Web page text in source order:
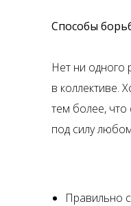
Способы
Нет ни одного
в коллективе.
тем более,
под силу
Правильно